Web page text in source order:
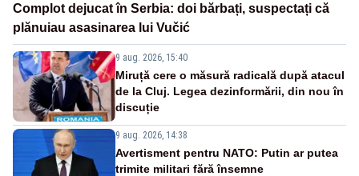
Complot dejucat în Serbia: doi bărbați, suspectați că
plănuiau asasinarea lui Vučić
9 aug. 2026, 15:40
Miruță cere o măsură radicală după atacul
de la Cluj. Legea dezinformării, din nou în
discuție
9 aug. 2026, 14:38
Avertisment pentru NATO: Putin ar putea
trimite militari fără însemne